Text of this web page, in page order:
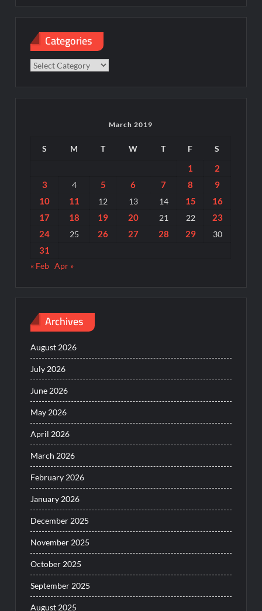
Categories
Categories
March 2019
S M T W T F S
1
2
3
4 5 6 7 8
9
10
11 12 13 14 15
16
17
18 19 20 21 22
23
24
25 26 27 28 29 30
31
« Feb Apr »
Archives
August 2026
July 2026
June 2026
May 2026
April 2026
March 2026
February 2026
January 2026
December 2025
November 2025
October 2025
September 2025
August 2025